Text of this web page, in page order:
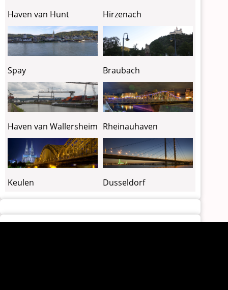
Haven van Hunt Hirzenach
Spay Braubach
Haven van Wallersheim Rheinauhaven
Keulen Dusseldorf